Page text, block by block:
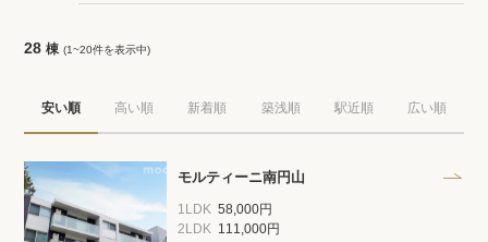
アクセスランキング
28 棟 (1~20件を表示中)
安い順 高い順 新着順 築浅順 駅近順 広い順
モルティーニ南円山
1LDK 58,000円
2LDK 111,000円